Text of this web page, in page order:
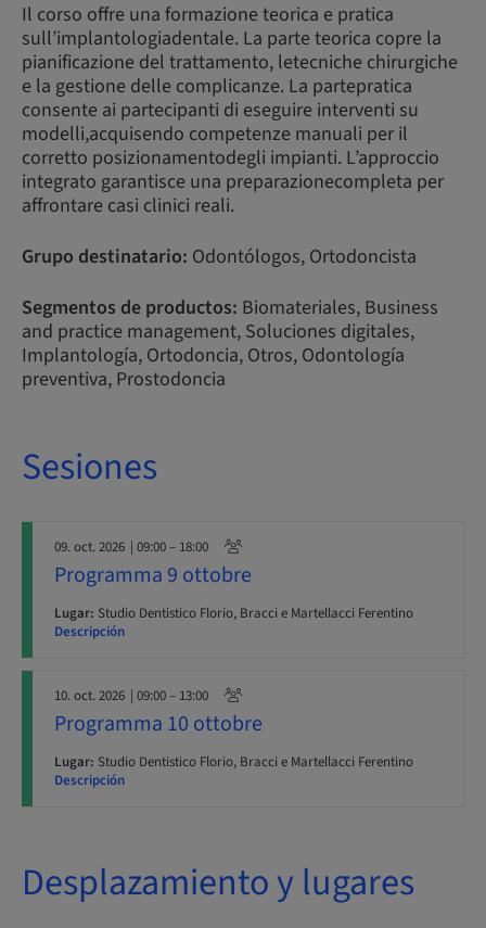
Il corso offre una formazione teorica e pratica
sull’implantologiadentale. La parte teorica copre la
pianificazione del trattamento, letecniche chirurgiche
e la gestione delle complicanze. La partepratica
consente ai partecipanti di eseguire interventi su
modelli,acquisendo competenze manuali per il
corretto posizionamentodegli impianti. L’approccio
integrato garantisce una preparazionecompleta per
affrontare casi clinici reali.
Grupo destinatario: Odontólogos, Ortodoncista
Segmentos de productos: Biomateriales, Business
and practice management, Soluciones digitales,
Implantología, Ortodoncia, Otros, Odontología
preventiva, Prostodoncia
Sesiones
09. oct. 2026 | 09:00 – 18:00
Programma 9 ottobre
Lugar: Studio Dentistico Florio, Bracci e Martellacci Ferentino
Descripción
10. oct. 2026 | 09:00 – 13:00
Programma 10 ottobre
Lugar: Studio Dentistico Florio, Bracci e Martellacci Ferentino
Descripción
Desplazamiento y lugares